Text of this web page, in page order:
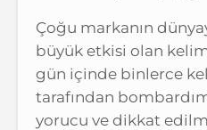
Çoğu markanın
büyük etkisi olan
gün içinde binlerce
tarafından
yorucu ve dikkat